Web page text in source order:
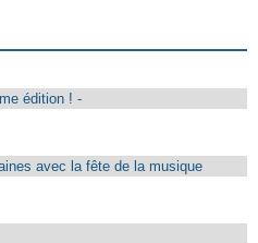
édition ! -
avec la fête de la musique